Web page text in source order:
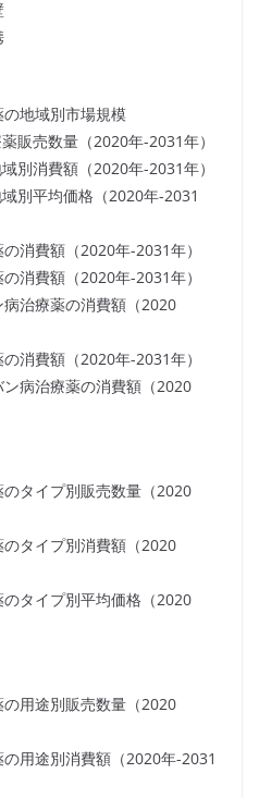
地域別市場規模
販売数量（2020年-2031年）
別消費額（2020年-2031年）
別平均価格（2020年-2031
消費額（2020年-2031年）
消費額（2020年-2031年）
治療薬の消費額（2020
消費額（2020年-2031年）
病治療薬の消費額（2020
タイプ別販売数量（2020
タイプ別消費額（2020
タイプ別平均価格（2020
用途別販売数量（2020
用途別消費額（2020年-2031